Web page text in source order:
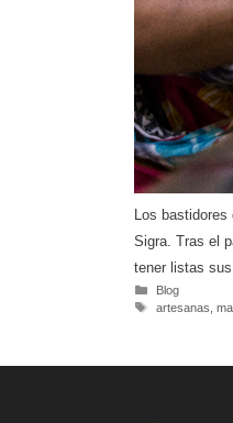
Los
Sigra. Tras el
tener listas
Blog
artesanas,